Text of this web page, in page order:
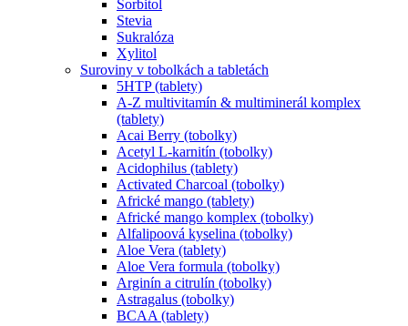
Sorbitol
Stevia
Sukralóza
Xylitol
Suroviny v tobolkách a tabletách
5HTP (tablety)
A-Z multivitamín & multiminerál komplex
(tablety)
Acai Berry (tobolky)
Acetyl L-karnitín (tobolky)
Acidophilus (tablety)
Activated Charcoal (tobolky)
Africké mango (tablety)
Africké mango komplex (tobolky)
Alfalipoová kyselina (tobolky)
Aloe Vera (tablety)
Aloe Vera formula (tobolky)
Arginín a citrulín (tobolky)
Astragalus (tobolky)
BCAA (tablety)